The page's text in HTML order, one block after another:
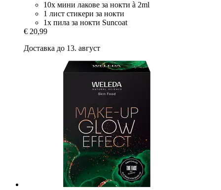
10x мини лакове за нокти à 2ml
1 лист стикери за нокти
1x пила за нокти Suncoat
€ 20,99
Доставка до 13. август